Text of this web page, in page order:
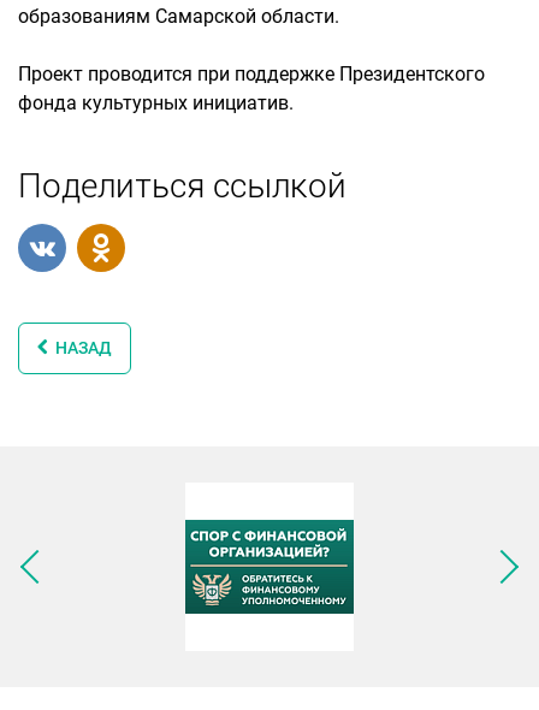
образованиям Самарской области.
Проект проводится при поддержке Президентского
фонда культурных инициатив.
Поделиться ссылкой
НАЗАД
Следующее изображение